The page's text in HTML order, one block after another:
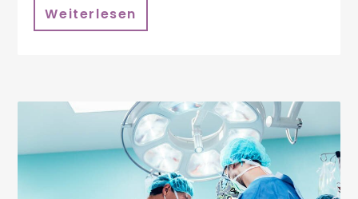
Weiterlesen